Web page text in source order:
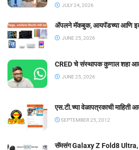
JULY 24, 2026
ॲपलने मॅकबुक, आयपॅडच्या आणि इतर
JUNE 25, 2026
CRED चे संस्थापक कुणाल शहा
JUNE 25, 2026
एस.टी.च्या वेळापत्रकाची माहिती
SEPTEMBER 25, 2012
सॅमसंग Galaxy Z Fold8